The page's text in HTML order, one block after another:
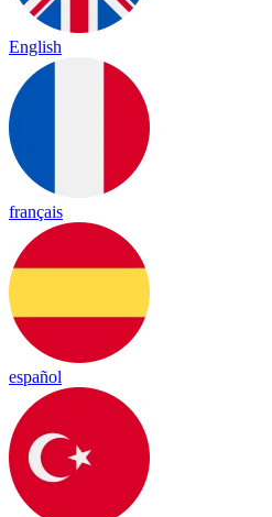
English
français
español